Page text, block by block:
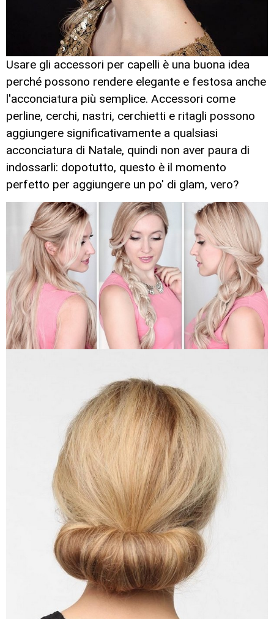
Usare gli accessori per capelli è una buona idea
perché possono rendere elegante e festosa anche
l'acconciatura più semplice. Accessori come
perline, cerchi, nastri, cerchietti e ritagli possono
aggiungere significativamente a qualsiasi
acconciatura di Natale, quindi non aver paura di
indossarli: dopotutto, questo è il momento
perfetto per aggiungere un po' di glam, vero?